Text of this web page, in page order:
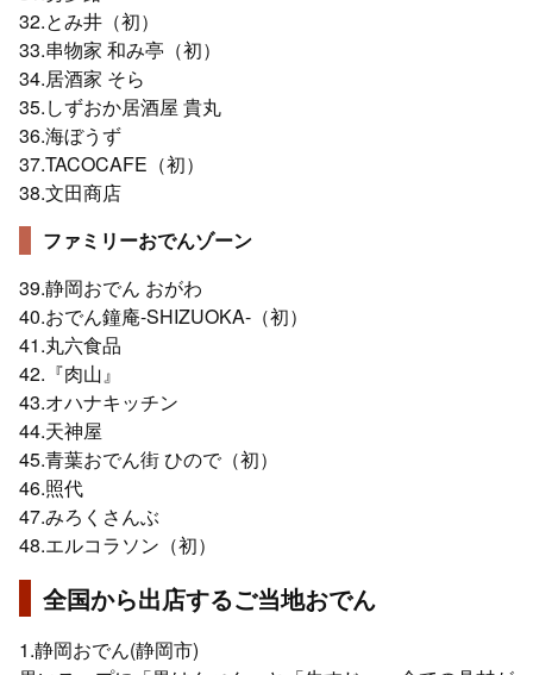
32.とみ井（初）
33.串物家 和み亭（初）
34.居酒家 そら
35.しずおか居酒屋 貴丸
36.海ぼうず
37.TACOCAFE（初）
38.文田商店
ファミリーおでんゾーン
39.静岡おでん おがわ
40.おでん鐘庵-SHIZUOKA-（初）
41.丸六食品
42.『肉山』
43.オハナキッチン
44.天神屋
45.青葉おでん街 ひので（初）
46.照代
47.みろくさんぶ
48.エルコラソン（初）
全国から出店するご当地おでん
1.静岡おでん(静岡市)